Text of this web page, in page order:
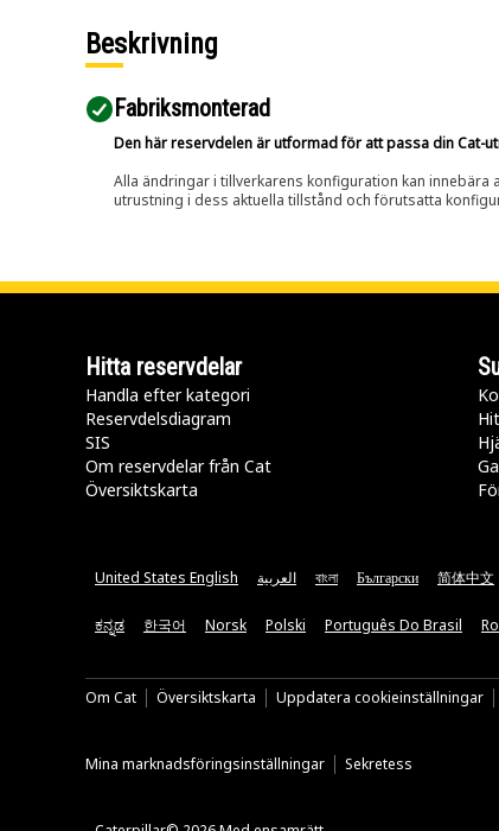
Beskrivning
Fabriksmonterad
Den här reservdelen är utformad för att passa din Cat-
Alla ändringar i tillverkarens konfiguration kan
utrustning i dess aktuella tillstånd och förutsatta
Hitta reservdelar
Handla efter kategori
Reservdelsdiagram
SIS
Om reservdelar från Cat
Översiktskarta
United States English العربية বাংলা Български 简体中文
ಕನ್ನಡ 한국어 Norsk Polski Português Do Brasil
Om Cat Översiktskarta Uppdatera cookieinställningar
Mina marknadsföringsinställningar Sekretess